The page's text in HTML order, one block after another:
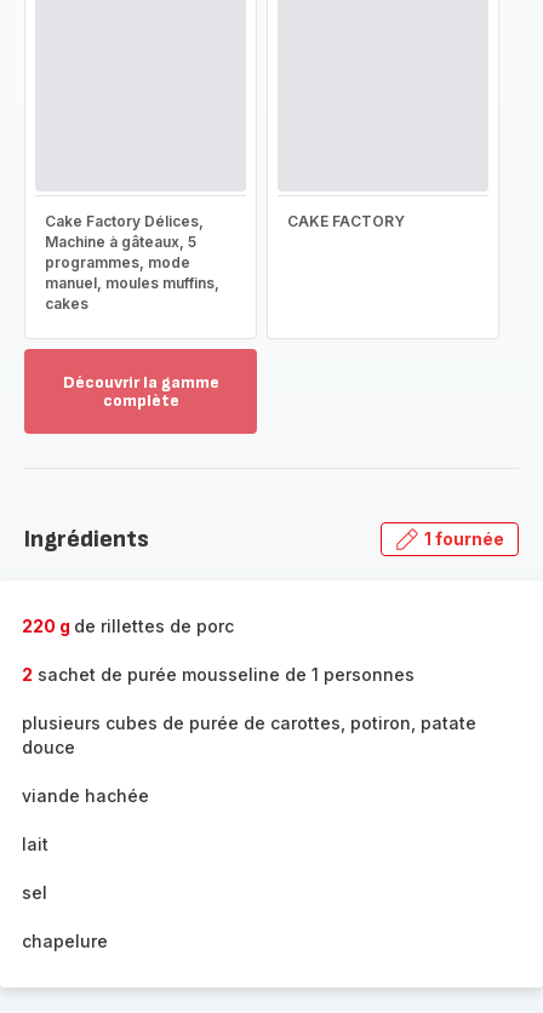
Cake Factory Délices,
Machine à gâteaux, 5
programmes, mode
manuel, moules muffins,
cakes
CAKE FACTORY
Découvrir la gamme
complète
gamme
Ingrédients 1 fournée
220 g de rillettes de porc
2 sachet de purée mousseline de 1 personnes
plusieurs cubes de purée de carottes, potiron, patate
douce
viande hachée
lait
sel
chapelure